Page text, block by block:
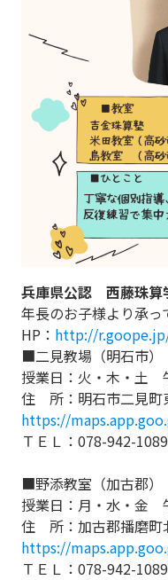
兵庫県公認 西藤珠算
年長のお子様より承っ
HP： http://
■二見教場（明石市）
授業日：火・木・土
住 所：明石市二見町
https://
ＴＥＬ：078-942-1089
■野添教室（加古郡）
授業日：月・水・金
住 所：加古郡播磨町
https://
ＴＥＬ：078-942-1089